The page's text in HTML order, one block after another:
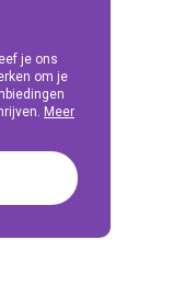
je ons
om je
Meer